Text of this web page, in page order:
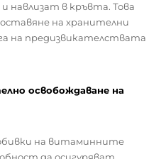
навлизат в кръвта. Това
на хранителни
на предизвикателствата
освобождаване на
на витаминните